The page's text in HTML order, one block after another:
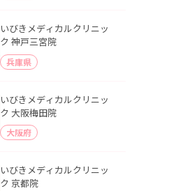
いびきメディカルクリニッ
ク 神戸三宮院
兵庫県
いびきメディカルクリニッ
ク 大阪梅田院
大阪府
いびきメディカルクリニッ
ク 京都院